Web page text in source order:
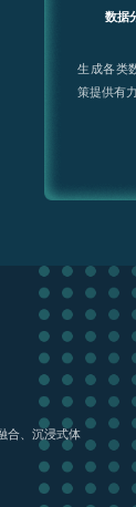
数据
生成各类
策提供有
合、沉浸式体